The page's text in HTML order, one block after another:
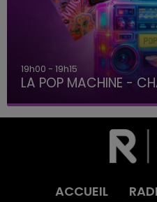
19h00 - 19h15
LA POP MACHINE -
ACCUEIL